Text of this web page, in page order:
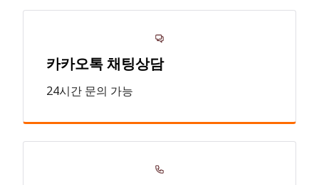
카카오톡 채팅상담
24시간 문의 가능